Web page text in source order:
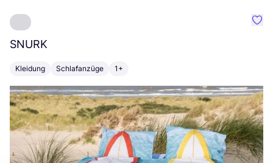
SNURK
Kleidung Schlafanzüge 1+